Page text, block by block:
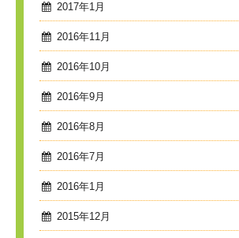
2017年1月
2016年11月
2016年10月
2016年9月
2016年8月
2016年7月
2016年1月
2015年12月